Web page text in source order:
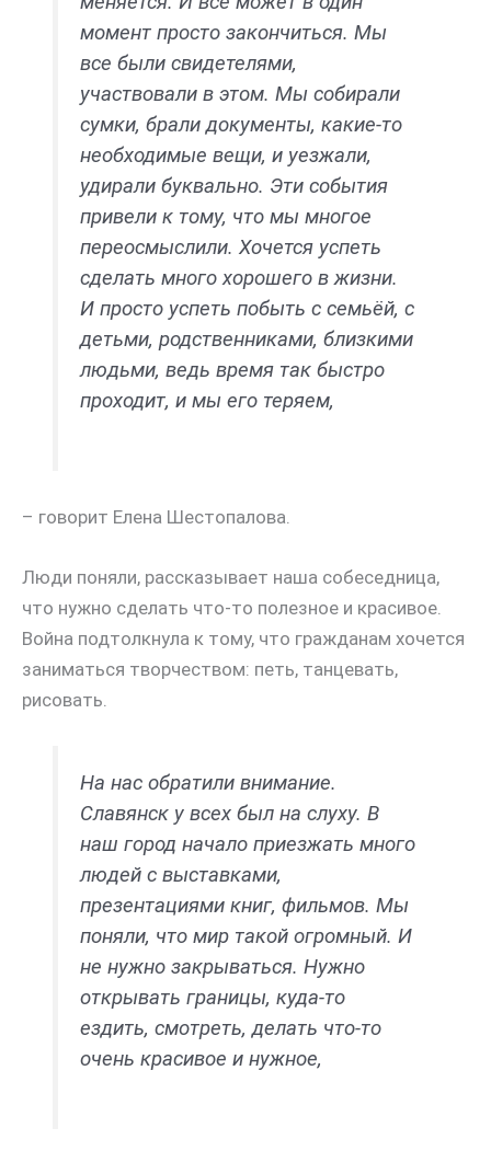
момент просто закончиться. Мы
все были свидетелями,
участвовали в этом. Мы собирали
сумки, брали документы, какие-то
необходимые вещи, и уезжали,
удирали буквально. Эти события
привели к тому, что мы многое
переосмыслили. Хочется успеть
сделать много хорошего в жизни.
И просто успеть побыть с семьёй, с
детьми, родственниками, близкими
людьми, ведь время так быстро
проходит, и мы его теряем,
– говорит Елена Шестопалова.
Люди поняли, рассказывает наша собеседница,
что нужно сделать что-то полезное и красивое.
Война подтолкнула к тому, что гражданам хочется
заниматься творчеством: петь, танцевать,
рисовать.
На нас обратили внимание.
Славянск у всех был на слуху. В
наш город начало приезжать много
людей с выставками,
презентациями книг, фильмов. Мы
поняли, что мир такой огромный. И
не нужно закрываться. Нужно
открывать границы, куда-то
ездить, смотреть, делать что-то
очень красивое и нужное,